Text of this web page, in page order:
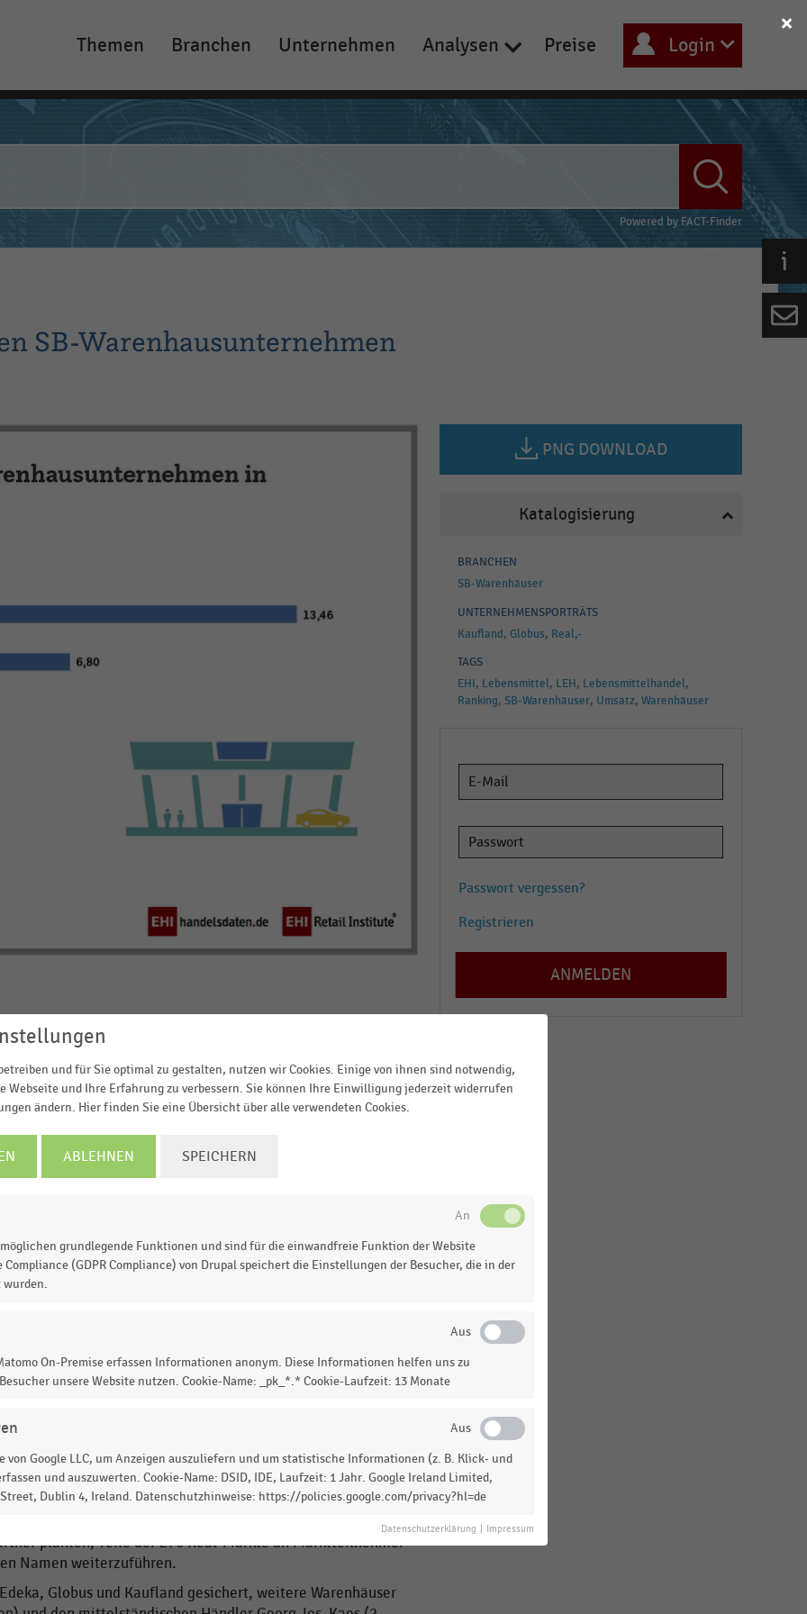
Main
navigation
Themen Branchen Unternehmen Analysen Preise Login
Powered by FACT-Finder
SB-Warenhausunternehmen
erzielten im Jahr 2020 laut EHI-Schätzungen einen
war das vergangene Jahr vor allem von der Zerschlagung
in Bewegung bringt.
2020 in Deutschland Kaufland (Schwarz-Gruppe), Real,-
Hit (Dohle-Gruppe).
führt wie im Vorjahresranking
Gruppe und gehört zu den
Kaufland ist in Deutschland sowie in 7 weiteren Ländern
der Slowakei, Bulgarien, Kroatien und der
bietet das Unternehmen ein Sortiment an Lebensmitteln
den Frischeabteilungen Obst und Gemüse,
Ergänzt wird dieses Angebot unter anderem durch
sowie durch wöchentlich und saisonal wechselnde
im Hauptmarkt Deutschland677 Märkteund erwirtschaftete
Euro.
seit vergangenem Jahr die Handelslandschaft
lautEHI-Schätzungen 6,80 Milliarden Euroum.
AG. Ende Juni 2020 verkaufte die Handelsgruppe die
X-Bricks und der Beteiligungsgesellschaft
planten, Teile der 276 Real-Märkte an Marktteilnehmer
Namen weiterzuführen.
Globus und Kaufland gesichert, weitere Warenhäuser
PNG DOWNLOAD
Katalogisierung
BRANCHEN
SB-Warenhäuser
UNTERNEHMENSPORTRÄTS
Kaufland Globus Real,-
TAGS
EHI Lebensmittel LEH Lebensmittelhandel
Ranking SB-Warenhäuser Umsatz Warenhäuser
Passwort vergessen?
Registrieren
und für Sie optimal zu gestalten, nutzen wir Cookies. Einige von ihnen sind notwendig,
Webseite und Ihre Erfahrung zu verbessern. Sie können Ihre Einwilligung jederzeit widerrufen
ändern. Hier finden Sie eine Übersicht über alle verwendeten Cookies.
ABLEHNEN SPEICHERN
grundlegende Funktionen und sind für die einwandfreie Funktion der Website
(GDPR Compliance) von Drupal speichert die Einstellungen der Besucher, die in der
wurden.
On-Premise erfassen Informationen anonym. Diese Informationen helfen uns zu
unsere Website nutzen. Cookie-Name: _pk_*.* Cookie-Laufzeit: 13 Monate
von Google LLC, um Anzeigen auszuliefern und um statistische Informationen (z. B. Klick- und
und auszuwerten. Cookie-Name: DSID, IDE, Laufzeit: 1 Jahr. Google Ireland Limited,
Street, Dublin 4, Ireland. Datenschutzhinweise: https://policies.google.com/privacy?hl=de
Datenschutzerklärung Impressum